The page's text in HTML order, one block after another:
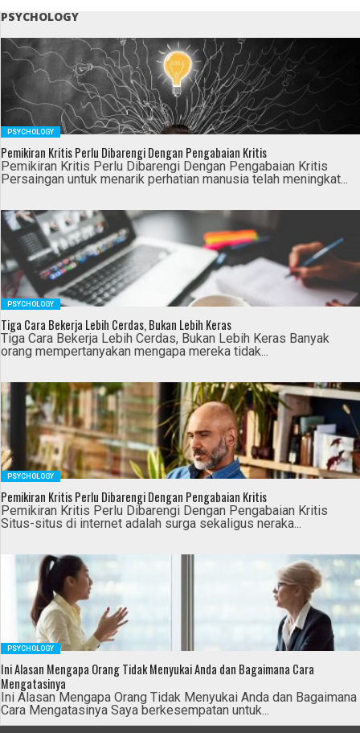
PSYCHOLOGY
PSYCHOLOGY
Pemikiran Kritis Perlu Dibarengi Dengan Pengabaian Kritis
Pemikiran Kritis Perlu Dibarengi Dengan Pengabaian Kritis
Persaingan untuk menarik perhatian manusia telah meningkat...
PSYCHOLOGY
Tiga Cara Bekerja Lebih Cerdas, Bukan Lebih Keras
Tiga Cara Bekerja Lebih Cerdas, Bukan Lebih Keras Banyak
orang mempertanyakan mengapa mereka tidak...
PSYCHOLOGY
Pemikiran Kritis Perlu Dibarengi Dengan Pengabaian Kritis
Pemikiran Kritis Perlu Dibarengi Dengan Pengabaian Kritis
Situs-situs di internet adalah surga sekaligus neraka...
PSYCHOLOGY
Ini Alasan Mengapa Orang Tidak Menyukai Anda dan Bagaimana Cara
Mengatasinya
Ini Alasan Mengapa Orang Tidak Menyukai Anda dan Bagaimana
Cara Mengatasinya Saya berkesempatan untuk...